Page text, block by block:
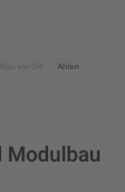
vor Ort Ahlen
Modulbau